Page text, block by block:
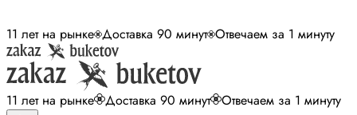
11 лет на рынке Доставка 90 минут Отвечаем за 1 минуту
11 лет на рынке Доставка 90 минут Отвечаем за 1 минуту